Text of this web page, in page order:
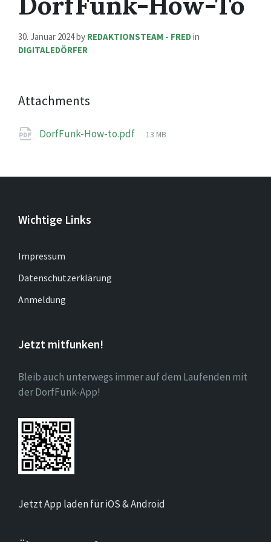
30. Januar 2024by REDAKTIONSTEAM - FREDin
DIGITALEDÖRFER
Attachments
DorfFunk-How-to.pdf
File
13 MB
Wichtige Links
Impressum
Datenschutzerklärung
Anmeldung
Jetzt mitfunken!
Bleib auch unterwegs immer auf dem Laufenden mit
der DorfFunk-App!
Jetzt App laden für iOS & Android